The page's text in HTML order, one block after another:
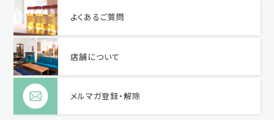
よくあるご質問
店舗について
メルマガ登録・解除